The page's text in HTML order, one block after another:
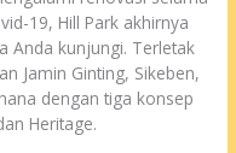
19, Hill Park akhirnya
Anda kunjungi. Terletak
Jamin Ginting, Sikeben,
dengan tiga konsep
Heritage.